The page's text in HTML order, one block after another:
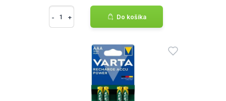
- + Do košíka